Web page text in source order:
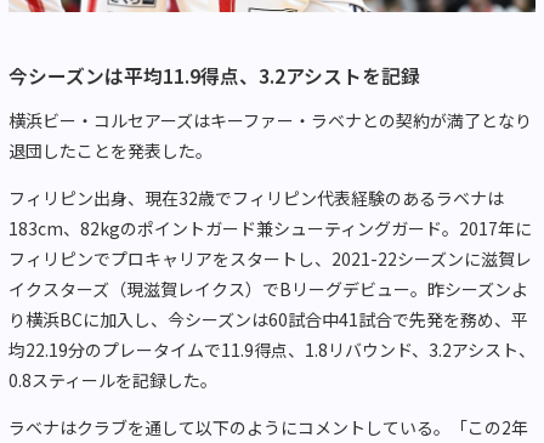
今シーズンは平均11.9得点、3.2アシストを記録
横浜ビー・コルセアーズはキーファー・ラベナとの契約が満了となり
退団したことを発表した。
フィリピン出身、現在32歳でフィリピン代表経験のあるラベナは
183cm、82kgのポイントガード兼シューティングガード。2017年に
フィリピンでプロキャリアをスタートし、2021-22シーズンに滋賀レ
イクスターズ（現滋賀レイクス）でBリーグデビュー。昨シーズンよ
り横浜BCに加入し、今シーズンは60試合中41試合で先発を務め、平
均22.19分のプレータイムで11.9得点、1.8リバウンド、3.2アシスト、
0.8スティールを記録した。
ラベナはクラブを通して以下のようにコメントしている。「この2年